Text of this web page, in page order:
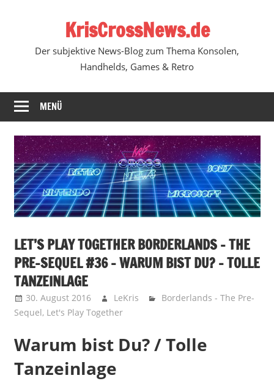
KrisCrossNews.de
Der subjektive News-Blog zum Thema Konsolen,
Handhelds, Games & Retro
MENÜ
LET’S PLAY TOGETHER BORDERLANDS – THE
PRE-SEQUEL #36 – WARUM BIST DU? – TOLLE
TANZEINLAGE
30. August 2016 LeKris
Borderlands - The Pre-
Sequel, Let's Play Together
Warum bist Du? / Tolle
Tanzeinlage